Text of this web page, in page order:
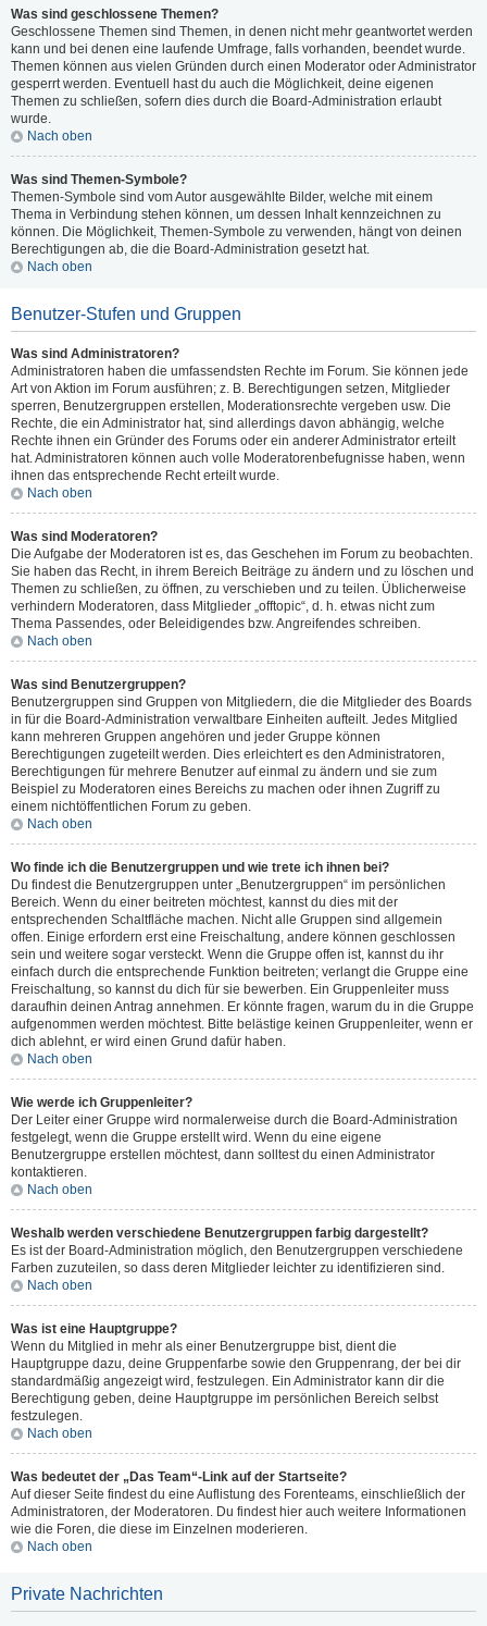
Was sind geschlossene Themen?
Geschlossene Themen sind Themen, in denen nicht mehr geantwortet werden
kann und bei denen eine laufende Umfrage, falls vorhanden, beendet wurde.
Themen können aus vielen Gründen durch einen Moderator oder Administrator
gesperrt werden. Eventuell hast du auch die Möglichkeit, deine eigenen
Themen zu schließen, sofern dies durch die Board-Administration erlaubt
wurde.
Nach oben
Was sind Themen-Symbole?
Themen-Symbole sind vom Autor ausgewählte Bilder, welche mit einem
Thema in Verbindung stehen können, um dessen Inhalt kennzeichnen zu
können. Die Möglichkeit, Themen-Symbole zu verwenden, hängt von deinen
Berechtigungen ab, die die Board-Administration gesetzt hat.
Nach oben
Benutzer-Stufen und Gruppen
Was sind Administratoren?
Administratoren haben die umfassendsten Rechte im Forum. Sie können jede
Art von Aktion im Forum ausführen; z. B. Berechtigungen setzen, Mitglieder
sperren, Benutzergruppen erstellen, Moderationsrechte vergeben usw. Die
Rechte, die ein Administrator hat, sind allerdings davon abhängig, welche
Rechte ihnen ein Gründer des Forums oder ein anderer Administrator erteilt
hat. Administratoren können auch volle Moderatorenbefugnisse haben, wenn
ihnen das entsprechende Recht erteilt wurde.
Nach oben
Was sind Moderatoren?
Die Aufgabe der Moderatoren ist es, das Geschehen im Forum zu beobachten.
Sie haben das Recht, in ihrem Bereich Beiträge zu ändern und zu löschen und
Themen zu schließen, zu öffnen, zu verschieben und zu teilen. Üblicherweise
verhindern Moderatoren, dass Mitglieder „offtopic“, d. h. etwas nicht zum
Thema Passendes, oder Beleidigendes bzw. Angreifendes schreiben.
Nach oben
Was sind Benutzergruppen?
Benutzergruppen sind Gruppen von Mitgliedern, die die Mitglieder des Boards
in für die Board-Administration verwaltbare Einheiten aufteilt. Jedes Mitglied
kann mehreren Gruppen angehören und jeder Gruppe können
Berechtigungen zugeteilt werden. Dies erleichtert es den Administratoren,
Berechtigungen für mehrere Benutzer auf einmal zu ändern und sie zum
Beispiel zu Moderatoren eines Bereichs zu machen oder ihnen Zugriff zu
einem nichtöffentlichen Forum zu geben.
Nach oben
Wo finde ich die Benutzergruppen und wie trete ich ihnen bei?
Du findest die Benutzergruppen unter „Benutzergruppen“ im persönlichen
Bereich. Wenn du einer beitreten möchtest, kannst du dies mit der
entsprechenden Schaltfläche machen. Nicht alle Gruppen sind allgemein
offen. Einige erfordern erst eine Freischaltung, andere können geschlossen
sein und weitere sogar versteckt. Wenn die Gruppe offen ist, kannst du ihr
einfach durch die entsprechende Funktion beitreten; verlangt die Gruppe eine
Freischaltung, so kannst du dich für sie bewerben. Ein Gruppenleiter muss
daraufhin deinen Antrag annehmen. Er könnte fragen, warum du in die Gruppe
aufgenommen werden möchtest. Bitte belästige keinen Gruppenleiter, wenn er
dich ablehnt, er wird einen Grund dafür haben.
Nach oben
Wie werde ich Gruppenleiter?
Der Leiter einer Gruppe wird normalerweise durch die Board-Administration
festgelegt, wenn die Gruppe erstellt wird. Wenn du eine eigene
Benutzergruppe erstellen möchtest, dann solltest du einen Administrator
kontaktieren.
Nach oben
Weshalb werden verschiedene Benutzergruppen farbig dargestellt?
Es ist der Board-Administration möglich, den Benutzergruppen verschiedene
Farben zuzuteilen, so dass deren Mitglieder leichter zu identifizieren sind.
Nach oben
Was ist eine Hauptgruppe?
Wenn du Mitglied in mehr als einer Benutzergruppe bist, dient die
Hauptgruppe dazu, deine Gruppenfarbe sowie den Gruppenrang, der bei dir
standardmäßig angezeigt wird, festzulegen. Ein Administrator kann dir die
Berechtigung geben, deine Hauptgruppe im persönlichen Bereich selbst
festzulegen.
Nach oben
Was bedeutet der „Das Team“-Link auf der Startseite?
Auf dieser Seite findest du eine Auflistung des Forenteams, einschließlich der
Administratoren, der Moderatoren. Du findest hier auch weitere Informationen
wie die Foren, die diese im Einzelnen moderieren.
Nach oben
Private Nachrichten